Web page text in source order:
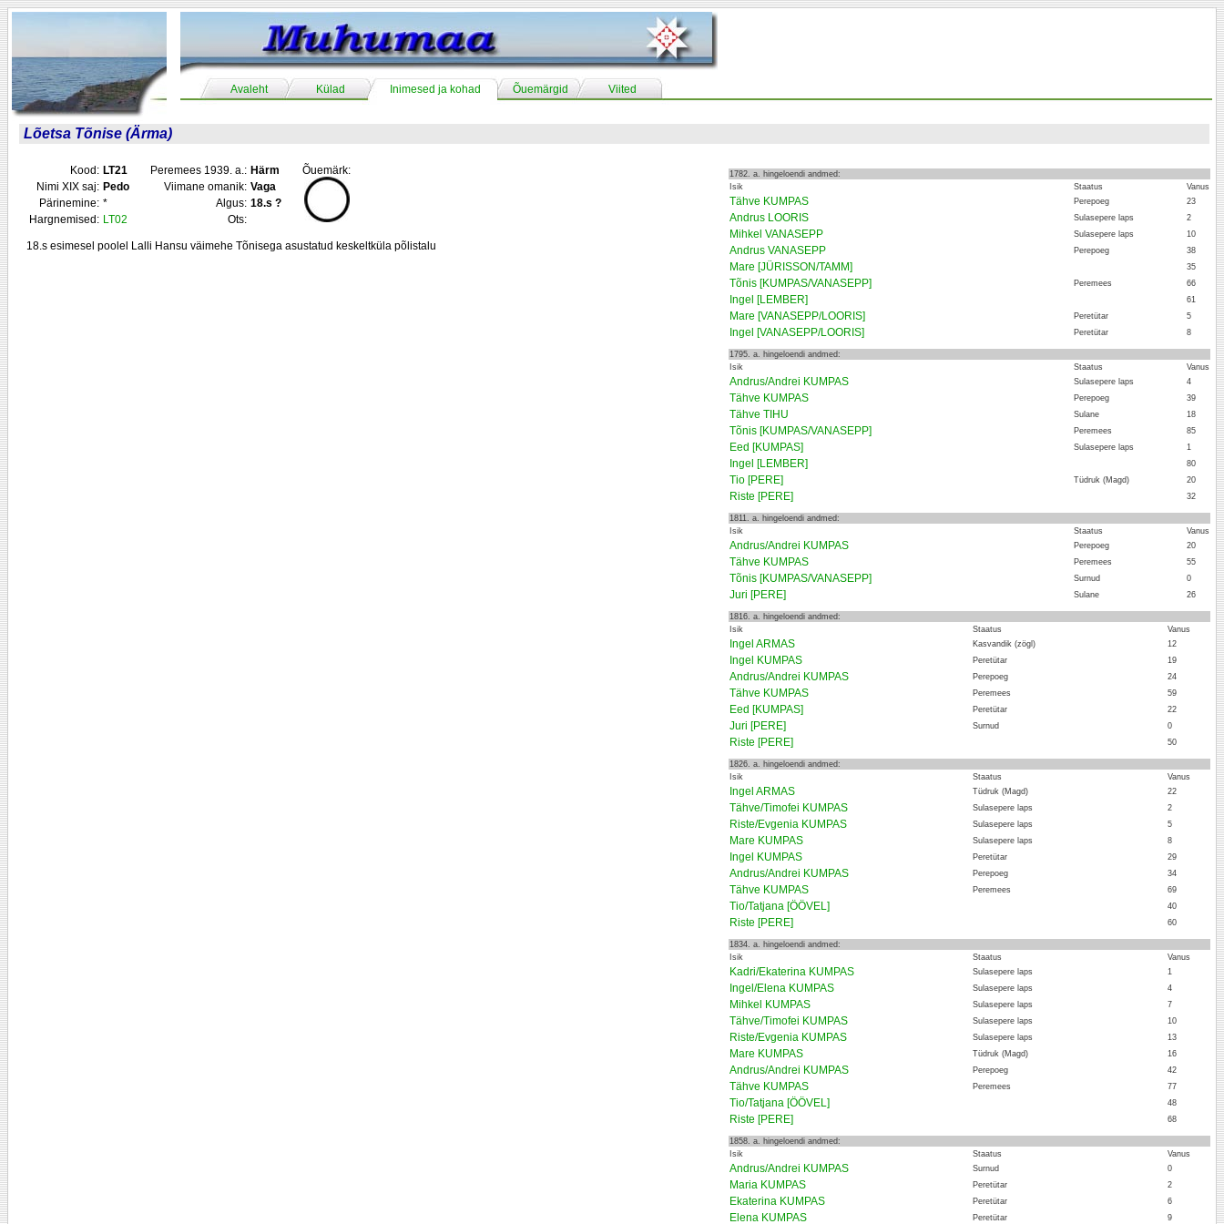
Avaleht Külad Inimesed ja kohad Õuemärgid Viited
Lõetsa Tõnise (Ärma)
Kood: LT21 Peremees 1939. a.: Härm
Õuemärk:
Nimi XIX saj: Pedo Viimane omanik: Vaga
Pärinemine: * Algus: 18.s ?
Hargnemised: LT02 Ots:
18.s esimesel poolel Lalli Hansu väimehe Tõnisega asustatud keskeltküla põlistalu
1782. a. hingeloendi andmed:
Isik
Staatus Vanus
Tähve KUMPAS Perepoeg 23
Andrus LOORIS Sulasepere laps 2
Mihkel VANASEPP Sulasepere laps 10
Andrus VANASEPP Perepoeg 38
Mare [JÜRISSON/TAMM] 35
Tõnis [KUMPAS/VANASEPP] Peremees 66
Ingel [LEMBER] 61
Mare [VANASEPP/LOORIS] Peretütar 5
Ingel [VANASEPP/LOORIS] Peretütar 8
1795. a. hingeloendi andmed:
Isik
Staatus Vanus
Andrus/Andrei KUMPAS Sulasepere laps 4
Tähve KUMPAS Perepoeg 39
Tähve TIHU Sulane 18
Tõnis [KUMPAS/VANASEPP] Peremees 85
Eed [KUMPAS] Sulasepere laps 1
Ingel [LEMBER] 80
Tio [PERE] Tüdruk (Magd) 20
Riste [PERE] 32
1811. a. hingeloendi andmed:
Isik
Staatus Vanus
Andrus/Andrei KUMPAS Perepoeg 20
Tähve KUMPAS Peremees 55
Tõnis [KUMPAS/VANASEPP] Surnud 0
Juri [PERE] Sulane 26
1816. a. hingeloendi andmed:
Isik
Staatus Vanus
Ingel ARMAS Kasvandik (zögl) 12
Ingel KUMPAS Peretütar 19
Andrus/Andrei KUMPAS Perepoeg 24
Tähve KUMPAS Peremees 59
Eed [KUMPAS] Peretütar 22
Juri [PERE] Surnud 0
Riste [PERE] 50
1826. a. hingeloendi andmed:
Isik
Staatus Vanus
Ingel ARMAS Tüdruk (Magd) 22
Tähve/Timofei KUMPAS Sulasepere laps 2
Riste/Evgenia KUMPAS Sulasepere laps 5
Mare KUMPAS Sulasepere laps 8
Ingel KUMPAS Peretütar 29
Andrus/Andrei KUMPAS Perepoeg 34
Tähve KUMPAS Peremees 69
Tio/Tatjana [ÖÖVEL] 40
Riste [PERE] 60
1834. a. hingeloendi andmed:
Isik
Staatus Vanus
Kadri/Ekaterina KUMPAS Sulasepere laps 1
Ingel/Elena KUMPAS Sulasepere laps 4
Mihkel KUMPAS Sulasepere laps 7
Tähve/Timofei KUMPAS Sulasepere laps 10
Riste/Evgenia KUMPAS Sulasepere laps 13
Mare KUMPAS Tüdruk (Magd) 16
Andrus/Andrei KUMPAS Perepoeg 42
Tähve KUMPAS Peremees 77
Tio/Tatjana [ÖÖVEL] 48
Riste [PERE] 68
1858. a. hingeloendi andmed:
Isik
Staatus Vanus
Andrus/Andrei KUMPAS Surnud 0
Maria KUMPAS Peretütar 2
Ekaterina KUMPAS Peretütar 6
Elena KUMPAS Peretütar 9